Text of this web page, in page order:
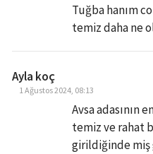
Tuğba hanım
temiz daha ne
Ayla koç
1 Ağustos 2024, 08:13
Avsa adasının
temiz ve rahat
girildiğinde